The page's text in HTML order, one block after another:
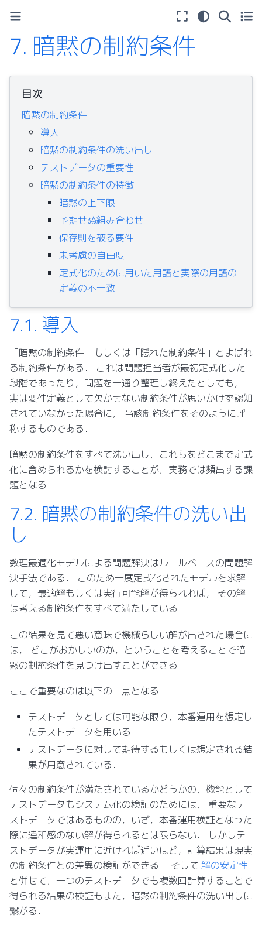
7. 暗黙の制約条件
目次
暗黙の制約条件
導入
暗黙の制約条件の洗い出し
テストデータの重要性
暗黙の制約条件の特徴
暗黙の上下限
予期せぬ組み合わせ
保存則を破る要件
未考慮の自由度
定式化のために用いた用語と実際の用語の
定義の不一致
7.1. 導入
「暗黙の制約条件」もしくは「隠れた制約条件」とよばれ
る制約条件がある． これは問題担当者が最初定式化した
段階であったり，問題を一通り整理し終えたとしても，
実は要件定義として欠かせない制約条件が思いかけず認知
されていなかった場合に， 当該制約条件をそのように呼
称するものである．
暗黙の制約条件をすべて洗い出し，これらをどこまで定式
化に含められるかを検討することが，実務では頻出する課
題となる．
7.2. 暗黙の制約条件の洗い出
し
数理最適化モデルによる問題解決はルールベースの問題解
決手法である． このため一度定式化されたモデルを求解
して，最適解もしくは実行可能解が得られれば， その解
は考える制約条件をすべて満たしている．
この結果を見て悪い意味で機械らしい解が出された場合に
は， どこがおかしいのか，ということを考えることで暗
黙の制約条件を見つけ出すことができる．
ここで重要なのは以下の二点となる．
テストデータとしては可能な限り，本番運用を想定し
たテストデータを用いる．
テストデータに対して期待するもしくは想定される結
果が用意されている．
個々の制約条件が満たされているかどうかの，機能として
テストデータもシステム化の検証のためには， 重要なテ
ストデータではあるものの，いざ，本番運用検証となった
際に違和感のない解が得られるとは限らない． しかしテ
ストデータが実運用に近ければ近いほど，計算結果は現実
の制約条件との差異の検証ができる． そして 解の安定性
と併せて，一つのテストデータでも複数回計算することで
得られる結果の検証もまた，暗黙の制約条件の洗い出しに
繋がる．